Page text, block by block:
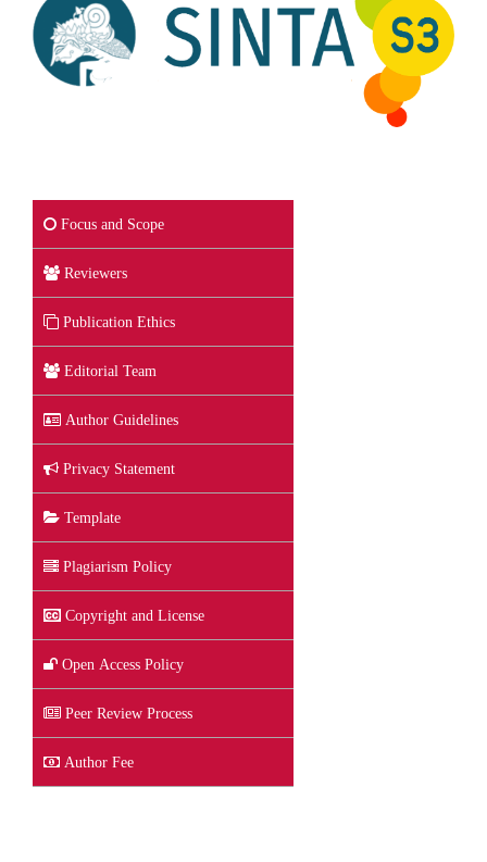
Focus and Scope
Reviewers
Publication Ethics
Editorial Team
Author Guidelines
Privacy Statement
Template
Plagiarism Policy
Copyright and License
Open Access Policy
Peer Review Process
Author Fee